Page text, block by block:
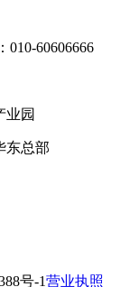
60606666
业园
东总部
号-1营业执照